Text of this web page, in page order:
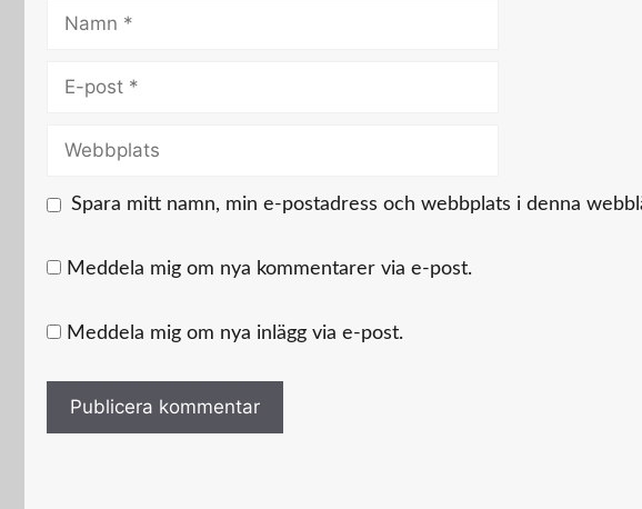
Namn
Webbplats
Spara mitt namn, min e-postadress och webbplats i denna
Meddela mig om nya kommentarer via e-post.
Meddela mig om nya inlägg via e-post.